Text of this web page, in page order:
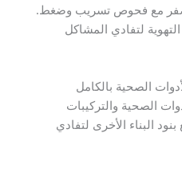
مع فحوص تسريب وضغط.
لتفادي المشاكل
الصحية بالكامل
الصحية والتركيبات
البناء الأخرى لتفادي